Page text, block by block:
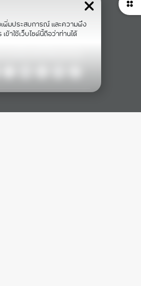
เพิ่มประสบการณ์ และความพึง
ข้าใช้เว็บไซต์นี้ถือว่าท่านได้